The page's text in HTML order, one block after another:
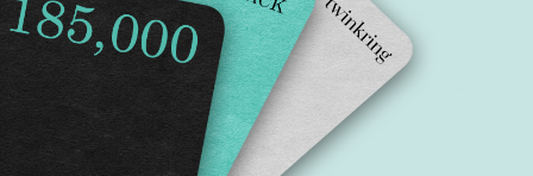
목걸이 등 구매자만을 위한 상품을 주문 제작한 경우.
(당일/익일 출고 상품을 제외한 모든 상품은 주문 제작입
니다.)
· 구매자의 요청에 따라 다이아몬드, 원석, 진주 등 보석을
주문 제작한 경우